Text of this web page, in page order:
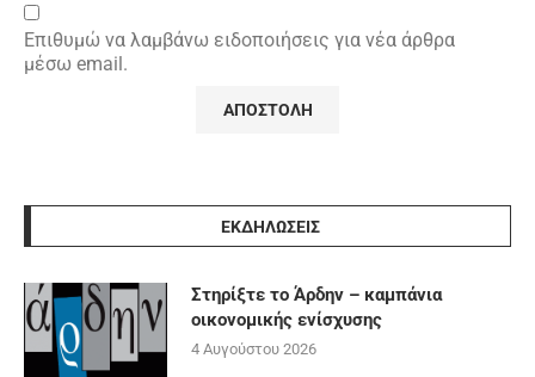
Επιθυμώ να λαμβάνω ειδοποιήσεις για νέα άρθρα
μέσω email.
ΕΚΔΗΛΩΣΕΙΣ
Στηρίξτε το Άρδην – καμπάνια
οικονομικής ενίσχυσης
4 Αυγούστου 2026